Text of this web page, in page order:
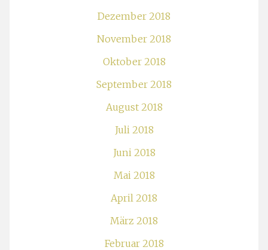
Dezember 2018
November 2018
Oktober 2018
September 2018
August 2018
Juli 2018
Juni 2018
Mai 2018
April 2018
März 2018
Februar 2018